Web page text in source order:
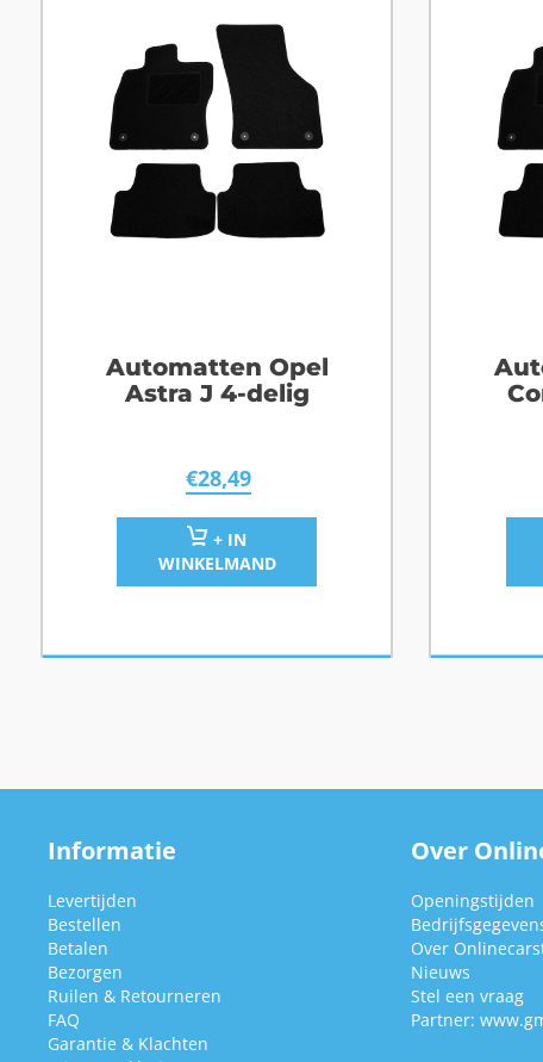
Automatten Opel
Astra J 4-delig
€28,49
+ IN
WINKELMAND
Informatie
Levertijden
Bestellen
Betalen
Bezorgen
Ruilen & Retourneren
FAQ
Garantie & Klachten
Over
Openingstijden
Over
Nieuws
Stel een vraag
Partner: